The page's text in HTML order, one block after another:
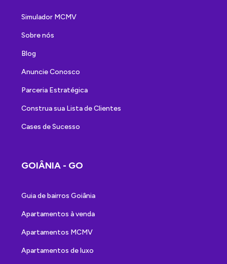
Simulador MCMV
Sobre nós
Blog
Anuncie Conosco
Parceria Estratégica
Construa sua Lista de Clientes
Cases de Sucesso
GOIÂNIA - GO
Guia de bairros Goiânia
Apartamentos à venda
Apartamentos MCMV
Apartamentos de luxo